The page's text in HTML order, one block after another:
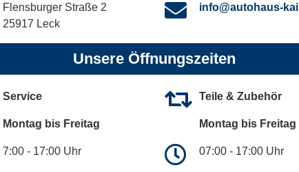
Flensburger Straße 2
25917 Leck
info@autohaus-
Unsere Öffnungszeiten
Service
Montag bis Freitag
7:00 - 17:00 Uhr
Teile & Zubehör
Montag bis Freitag
07:00 - 17:00 Uhr